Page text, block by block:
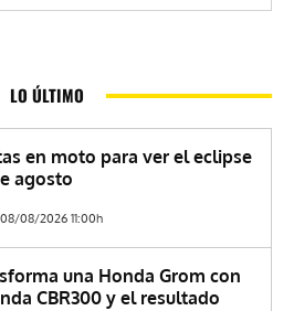
LO ÚLTIMO
en moto para ver el eclipse
agosto
08/08/2026 11:00h
una Honda Grom con
CBR300 y el resultado